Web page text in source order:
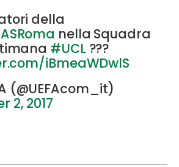
della
nella Squadra
#UCL???
iBmeaWDwlS
(@UEFAcom_it)
2, 2017